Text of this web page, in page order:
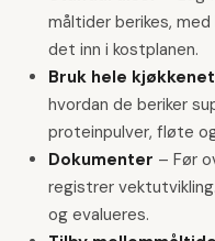
måltider berikes, med
det inn i kostplanen.
Bruk hele kjøkkenet
hvordan de beriker
proteinpulver, fløte
Dokumenter – Før
registrer
og evalueres.